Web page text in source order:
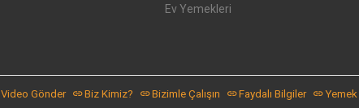
Ev Yemekleri
Video Gönder Biz Kimiz? Bizimle Çalışın Faydalı Bilgiler